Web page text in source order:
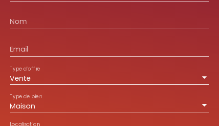
Nom
Email
Vente
Type d'offre
Maison
Type de bien
Localisation